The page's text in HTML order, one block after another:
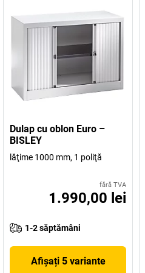
Dulap cu oblon Euro –
BISLEY
lăţime 1000 mm, 1 poliţă
fără TVA
1.990,00 lei
1-2 săptămâni
Afișați 5 variante